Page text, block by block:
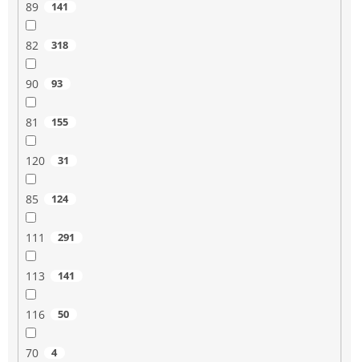
89 141
82 318
90 93
81 155
120 31
85 124
111 291
113 141
116 50
70 4